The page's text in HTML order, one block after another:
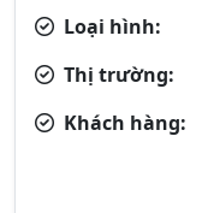
Loại hình:
Thị trường:
Khách hàng: